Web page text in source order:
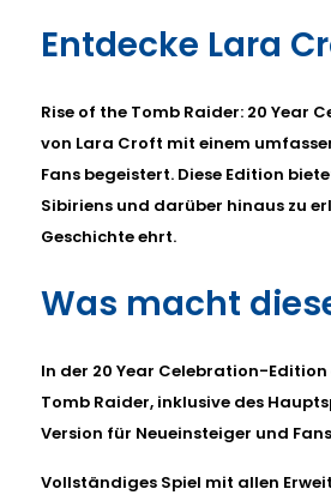
Entdecke Lara
Rise of the Tomb Raider: 20 Year
von Lara Croft mit einem
Fans begeistert. Diese Edition
Sibiriens und darüber hinaus zu
Geschichte ehrt.
Was macht
In der 20 Year Celebration-
Tomb Raider, inklusive des
Version für Neueinsteiger und
Vollständiges Spiel mit allen